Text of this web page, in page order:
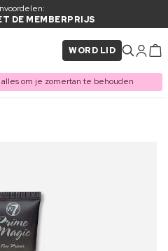
DE MEMBERPRIJS
WORD LID
om je zomertan te behouden
AAN